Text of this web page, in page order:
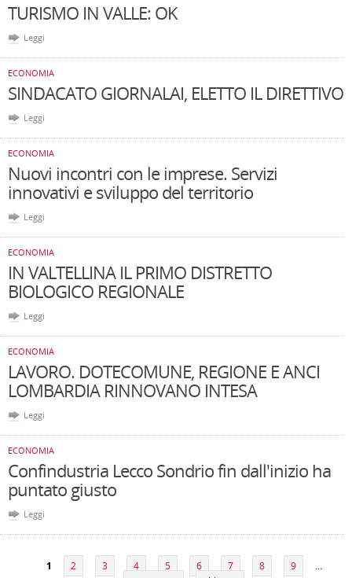
TURISMO IN VALLE: OK
Leggi
ECONOMIA
SINDACATO GIORNALAI, ELETTO IL DIRETTIVO
Leggi
ECONOMIA
Nuovi incontri con le imprese. Servizi
innovativi e sviluppo del territorio
Leggi
ECONOMIA
IN VALTELLINA IL PRIMO DISTRETTO
BIOLOGICO REGIONALE
Leggi
ECONOMIA
LAVORO. DOTECOMUNE, REGIONE E ANCI
LOMBARDIA RINNOVANO INTESA
Leggi
ECONOMIA
Confindustria Lecco Sondrio fin dall'inizio ha
puntato giusto
Leggi
1 2 3 4 5 6 7 8 9
…